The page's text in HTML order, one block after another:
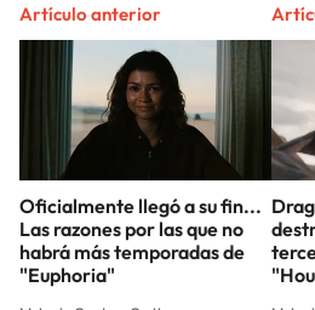
Artículo anterior
Oficialmente llegó a su fin...
Las razones por las que no
habrá más temporadas de
"Euphoria"